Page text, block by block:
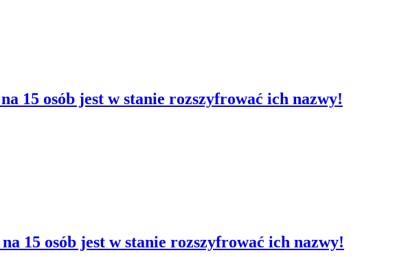
15 osób jest w stanie rozszyfrować ich nazwy!
15 osób jest w stanie rozszyfrować ich nazwy!